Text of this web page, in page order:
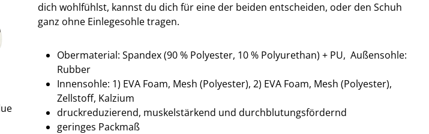
dich wohlfühlst, kannst du dich für eine der beiden entscheiden, oder den Schuh
ganz ohne Einlegesohle tragen.
Obermaterial: Spandex (90 % Polyester, 10 % Polyurethan) + PU, Außensohle:
Rubber
Innensohle: 1) EVA Foam, Mesh (Polyester), 2) EVA Foam, Mesh (Polyester),
Zellstoff, Kalzium
druckreduzierend, muskelstärkend und durchblutungsfördernd
geringes Packmaß